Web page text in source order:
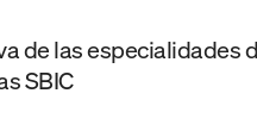
de las especialidades
SBIC